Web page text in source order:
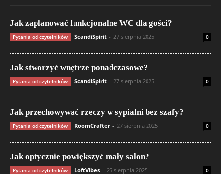
Jak zaplanować funkcjonalne WC dla gości?
Pytania od czytelników ScandiSpirit - 27 sierpnia 2025 0
Jak stworzyć wnętrze ponadczasowe?
Pytania od czytelników ScandiSpirit - 27 sierpnia 2025 0
Jak przechowywać rzeczy w sypialni bez szafy?
Pytania od czytelników RoomCrafter - 27 sierpnia 2025 0
Jak optycznie powiększyć mały salon?
Pytania od czytelników LoftVibes - 25 sierpnia 2025 0